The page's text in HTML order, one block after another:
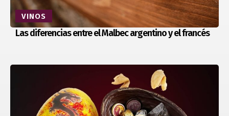
VINOS
Las diferencias entre el Malbec argentino y el francés